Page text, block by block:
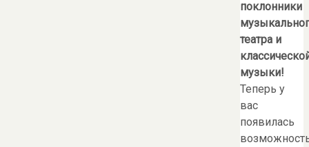
поклонники
театра и
музыки!
Теперь у
вас
появилась